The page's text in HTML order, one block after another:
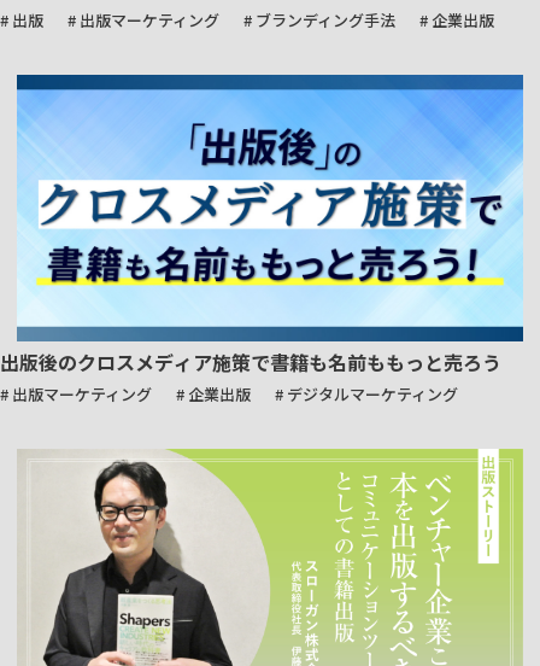
# 出版 # 出版マーケティング # ブランディング手法 # 企業出版
出版後のクロスメディア施策で書籍も名前ももっと売ろう
# 出版マーケティング # 企業出版 # デジタルマーケティング